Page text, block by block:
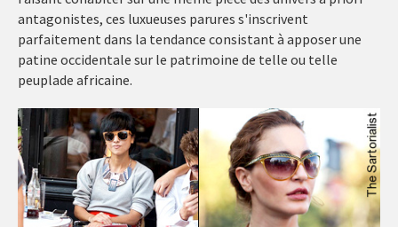
antagonistes, ces luxueuses parures s'inscrivent
parfaitement dans la tendance consistant à apposer une
patine occidentale sur le patrimoine de telle ou telle
peuplade africaine.